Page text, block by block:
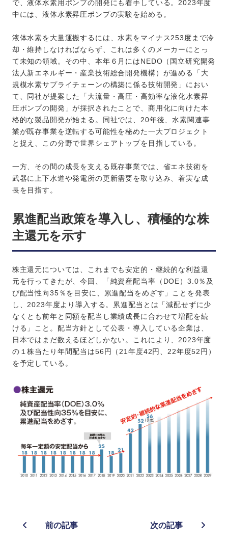
で、液体水素用ポンプの開発にも着手している。2023年度
中には、液体水素昇圧ポンプの実験を始める。
液体水素を大量運搬するには、水素をマイナス253度まで冷
却・維持しなければならず、これは多くのメーカーにとっ
て未知の領域。その中、本年６月にはNEDO（国立研究開発
法人新エネルギー・産業技術総合開発機構）が進める「大
規模水素サプライチェーンの構築に係る技術開発」におい
て、同社が提案した「大流量・高圧・高効率な液化水素昇
圧ポンプの開発」が採択されたことで、商用化に向けた本
格的な製品開発が始まる。同社では、20年後、水素関連事
業が既存事業を逆転する可能性を秘めた一大プロジェクト
と捉え、この分野で世界シェアトップを目指している。
一方、その間の成長を支える既存事業では、省エネ技術を
武器に上下水道や発電所の更新需要を取り込み、着実な成
長を目指す。
累進配当政策を導入し、積極的な株
主還元を示す
株主還元については、これまでも安定的・継続的な利益還
元を行ってきたが、今回、「純資産配当率（DOE）3.0％及
び配当性向35％を目安に、累進配当をめざす」ことを発表
し、2023年度より導入する。累進配当とは「減配せずに少
なくとも前年と同額を配当し業績成長に合わせて増配を続
ける」こと。配当方針として公表・導入している企業は、
日本ではまだ数えるほどしかない。これにより、2023年度
の１株当たり年間配当は56円（21年度42円、22年度52円）
を予定している。
前の記事 次の記事